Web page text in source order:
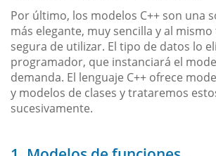
Por último, los modelos C++ son una
más elegante, muy sencilla y al
segura de utilizar. El tipo de datos lo
programador, que instanciará el
demanda. El lenguaje C++ ofrece
y modelos de clases y trataremos
sucesivamente.